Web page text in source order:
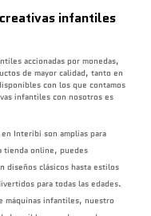
infantiles
accionadas por monedas,
de mayor calidad, tanto en
con los que contamos
infantiles con nosotros es
Interibi son amplias para
tienda online, puedes
diseños clásicos hasta estilos
para todas las edades.
máquinas infantiles, nuestro